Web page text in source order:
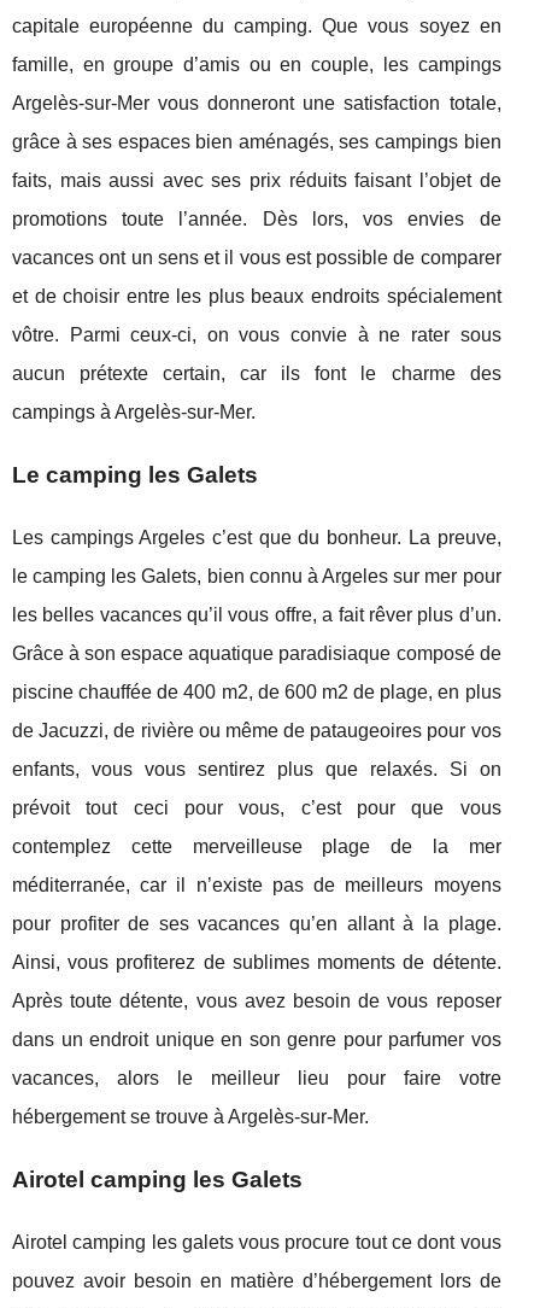
capitale européenne du camping. Que vous soyez en
famille, en groupe d’amis ou en couple, les campings
Argelès-sur-Mer vous donneront une satisfaction totale,
grâce à ses espaces bien aménagés, ses campings bien
faits, mais aussi avec ses prix réduits faisant l’objet de
promotions toute l’année. Dès lors, vos envies de
vacances ont un sens et il vous est possible de comparer
et de choisir entre les plus beaux endroits spécialement
vôtre. Parmi ceux-ci, on vous convie à ne rater sous
aucun prétexte certain, car ils font le charme des
campings à Argelès-sur-Mer.
Le camping les Galets
Les campings Argeles c’est que du bonheur. La preuve,
le camping les Galets, bien connu à Argeles sur mer pour
les belles vacances qu’il vous offre, a fait rêver plus d’un.
Grâce à son espace aquatique paradisiaque composé de
piscine chauffée de 400 m2, de 600 m2 de plage, en plus
de Jacuzzi, de rivière ou même de pataugeoires pour vos
enfants, vous vous sentirez plus que relaxés. Si on
prévoit tout ceci pour vous, c’est pour que vous
contemplez cette merveilleuse plage de la mer
méditerranée, car il n’existe pas de meilleurs moyens
pour profiter de ses vacances qu’en allant à la plage.
Ainsi, vous profiterez de sublimes moments de détente.
Après toute détente, vous avez besoin de vous reposer
dans un endroit unique en son genre pour parfumer vos
vacances, alors le meilleur lieu pour faire votre
hébergement se trouve à Argelès-sur-Mer.
Airotel camping les Galets
Airotel camping les galets vous procure tout ce dont vous
pouvez avoir besoin en matière d’hébergement lors de